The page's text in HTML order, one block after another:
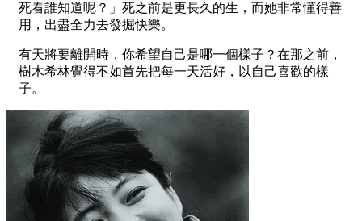
死看誰知道呢？」死之前是更長久的生，而她非常懂得善
用，出盡全力去發掘快樂。
有天將要離開時，你希望自己是哪一個樣子？在那之前，
樹木希林覺得不如首先把每一天活好，以自己喜歡的樣
子。